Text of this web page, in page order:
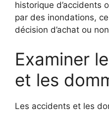
historique d’accidents
par des inondations,
décision d’achat ou
Examiner
et les
Les accidents et les